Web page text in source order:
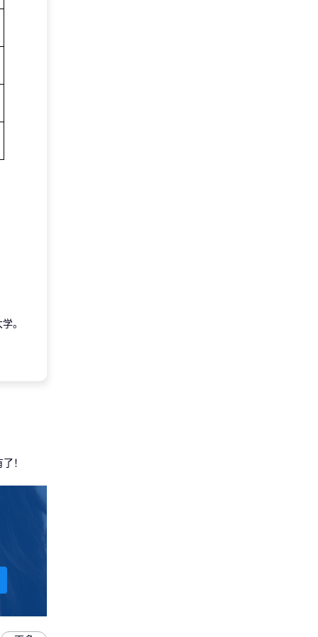
。
！